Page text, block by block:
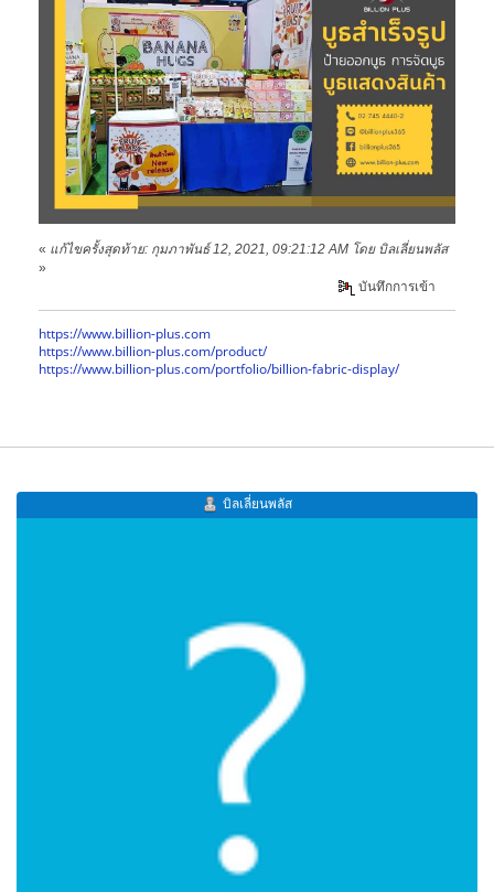
« แก้ไขครั้งสุดท้าย: กุมภาพันธ์ 12, 2021, 09:21:12 AM โดย บิลเลี่ยนพลัส
»
บันทึกการเข้า
https://www.billion-plus.com
https://www.billion-plus.com/product/
https://www.billion-plus.com/portfolio/billion-fabric-display/
บิลเลี่ยนพลัส